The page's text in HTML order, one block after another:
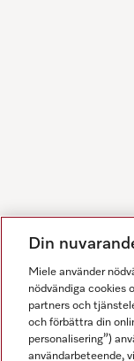
Din
Miele använder
nödvändiga cookies
partners och
och förbättra din
personalisering”)
användarbeteende,